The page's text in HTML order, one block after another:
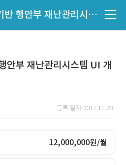
DEVExpress 기반 행안부 재난관리시스템 UI 개발
안부 재난관리시스템 UI 개
등록 일자 2017.11.29.
12,000,000원/월